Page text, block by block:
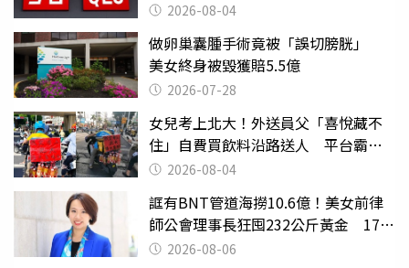
2026-08-04
做卵巢囊腫手術竟被「誤切膀胱」
美女終身被毀獲賠5.5億
2026-07-28
女兒考上北大！外送員父「喜悅藏不
住」自費買飲料沿路送人 平台霸氣
幫付學費
2026-08-04
誆有BNT管道海撈10.6億！美女前律
師公會理事長狂囤232公斤黃金 17人
遭起訴
2026-08-06